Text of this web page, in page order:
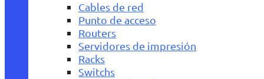
Cables de red
Punto de acceso
Routers
Servidores de impresión
Racks
Switchs